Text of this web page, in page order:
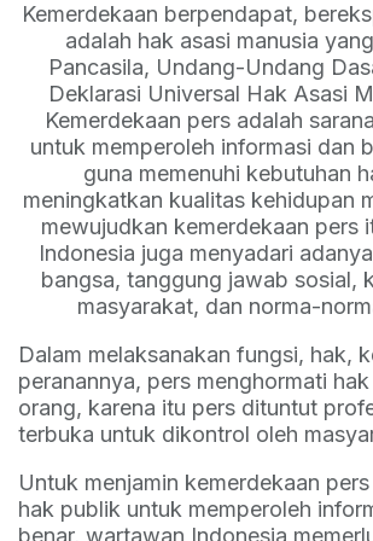
Kemerdekaan berpendapat,
adalah hak asasi manusia
Pancasila, Undang-Undang
Deklarasi Universal Hak Asasi
Kemerdekaan pers adalah
untuk memperoleh informasi dan
guna memenuhi kebutuhan
meningkatkan kualitas kehidupan
mewujudkan kemerdekaan pers
Indonesia juga menyadari
bangsa, tanggung jawab sosial,
masyarakat, dan norma-
Dalam melaksanakan fungsi, hak,
peranannya, pers menghormati
orang, karena itu pers dituntut
terbuka untuk dikontrol oleh
Untuk menjamin kemerdekaan
hak publik untuk memperoleh
benar, wartawan Indonesia